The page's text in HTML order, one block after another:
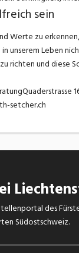
sein
Werte zu
unserem Leben
richten und diese
setcher.ch
des
Südostschweiz.